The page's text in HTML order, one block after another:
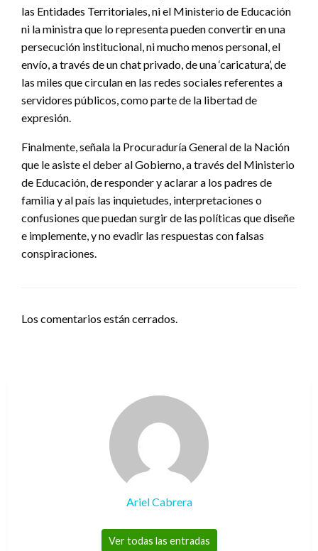
las Entidades Territoriales, ni el Ministerio de Educación
ni la ministra que lo representa pueden convertir en una
persecución institucional, ni mucho menos personal, el
envío, a través de un chat privado, de una ‘caricatura’, de
las miles que circulan en las redes sociales referentes a
servidores públicos, como parte de la libertad de
expresión.
Finalmente, señala la Procuraduría General de la Nación
que le asiste el deber al Gobierno, a través del Ministerio
de Educación, de responder y aclarar a los padres de
familia y al país las inquietudes, interpretaciones o
confusiones que puedan surgir de las políticas que diseñe
e implemente, y no evadir las respuestas con falsas
conspiraciones.
Los comentarios están cerrados.
Ariel Cabrera
Ver todas las entradas